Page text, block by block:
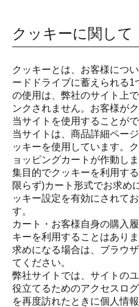
クッキーに関して
クッキーとは、お客様につ
ードドライブに蓄えられる
の使用は、弊社のサイト上
ンクされません。お客様が
当サイトを使用することがで
当サイトは、商品詳細ペー
ッキーを使用しています。
ョッピングカートが作動し
集目的でクッキーを利用す
限らず)カート形式でお求め
ッキー設定を有効にされて
す。
カート・お客様自身の購入
キーを利用することはあり
求めになる場合は、ブラウ
てください。
弊社サイトでは、サイトの
役立てるためのアクセスロ
を再度訪れたときに個人情